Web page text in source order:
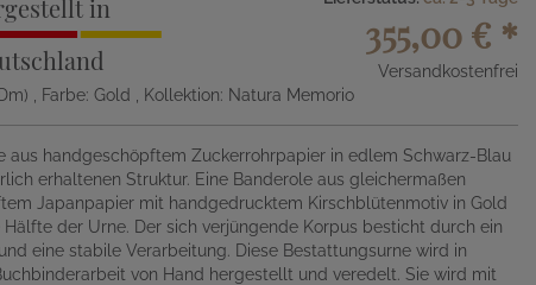
in
355,00 € *
Versandkostenfrei
, Farbe: Gold , Kollektion: Natura Memorio
aus handgeschöpftem Zuckerrohrpapier in edlem Schwarz-Blau
erhaltenen Struktur. Eine Banderole aus gleichermaßen
Japanpapier mit handgedrucktem Kirschblütenmotiv in Gold
der Urne. Der sich verjüngende Korpus besticht durch ein
eine stabile Verarbeitung. Diese Bestattungsurne wird in
von Hand hergestellt und veredelt. Sie wird mit